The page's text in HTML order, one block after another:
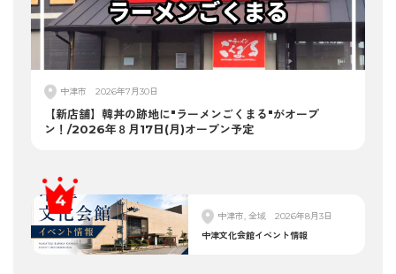
中津市 2026年7月30日
【新店舗】韓丼の跡地に"ラーメンごくまる"がオープ
ン！/2026年８月17日(月)オープン予定
中津市, 全域
2026年8月3日
中津文化会館イベント情報